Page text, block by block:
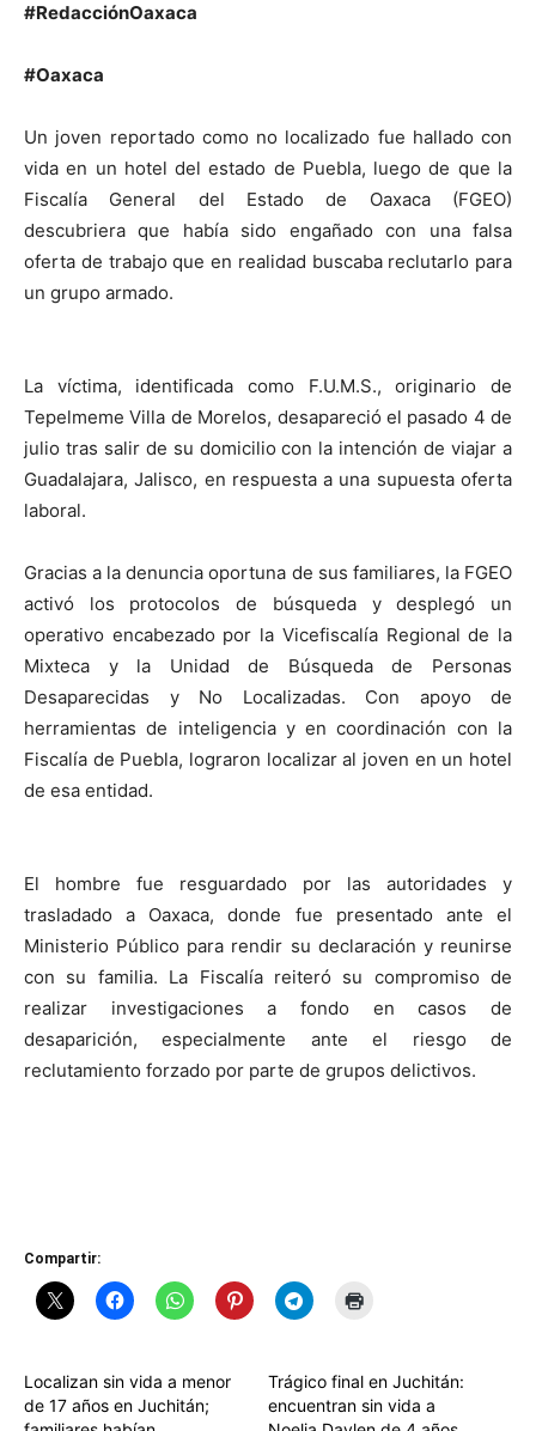
#RedacciónOaxaca
#Oaxaca
Un joven reportado como no localizado fue hallado con
vida en un hotel del estado de Puebla, luego de que la
Fiscalía General del Estado de Oaxaca (FGEO)
descubriera que había sido engañado con una falsa
oferta de trabajo que en realidad buscaba reclutarlo para
un grupo armado.
La víctima, identificada como F.U.M.S., originario de
Tepelmeme Villa de Morelos, desapareció el pasado 4 de
julio tras salir de su domicilio con la intención de viajar a
Guadalajara, Jalisco, en respuesta a una supuesta oferta
laboral.
Gracias a la denuncia oportuna de sus familiares, la FGEO
activó los protocolos de búsqueda y desplegó un
operativo encabezado por la Vicefiscalía Regional de la
Mixteca y la Unidad de Búsqueda de Personas
Desaparecidas y No Localizadas. Con apoyo de
herramientas de inteligencia y en coordinación con la
Fiscalía de Puebla, lograron localizar al joven en un hotel
de esa entidad.
El hombre fue resguardado por las autoridades y
trasladado a Oaxaca, donde fue presentado ante el
Ministerio Público para rendir su declaración y reunirse
con su familia. La Fiscalía reiteró su compromiso de
realizar investigaciones a fondo en casos de
desaparición, especialmente ante el riesgo de
reclutamiento forzado por parte de grupos delictivos.
Compartir:
Localizan sin vida a menor
de 17 años en Juchitán;
Trágico final en Juchitán:
encuentran sin vida a